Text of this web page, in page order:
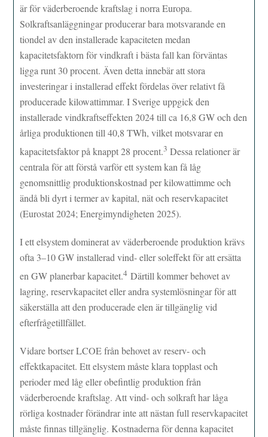
är för väderberoende kraftslag i norra Europa.
Solkraftsanläggningar producerar bara motsvarande en
tiondel av den installerade kapaciteten medan
kapacitetsfaktorn för vindkraft i bästa fall kan förväntas
ligga runt 30 procent. Även detta innebär att stora
investeringar i installerad effekt fördelas över relativt få
producerade kilowattimmar. I Sverige uppgick den
installerade vindkraftseffekten 2024 till ca 16,8 GW och den
årliga produktionen till 40,8 TWh, vilket motsvarar en
kapacitetsfaktor på knappt 28 procent.3 Dessa relationer är
centrala för att förstå varför ett system kan få låg
genomsnittlig produktionskostnad per kilowattimme och
ändå bli dyrt i termer av kapital, nät och reservkapacitet
(Eurostat 2024; Energimyndigheten 2025).
I ett elsystem dominerat av väderberoende produktion krävs
ofta 3–10 GW installerad vind- eller soleffekt för att ersätta
en GW planerbar kapacitet.4 Därtill kommer behovet av
lagring, reservkapacitet eller andra systemlösningar för att
säkerställa att den producerade elen är tillgänglig vid
efterfrågetillfället.
Vidare bortser LCOE från behovet av reserv- och
effektkapacitet. Ett elsystem måste klara topplast och
perioder med låg eller obefintlig produktion från
väderberoende kraftslag. Att vind- och solkraft har låga
rörliga kostnader förändrar inte att nästan full reservkapacitet
måste finnas tillgänglig. Kostnaderna för denna kapacitet